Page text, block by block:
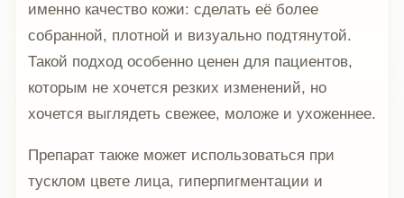
именно качество кожи: сделать её более
собранной, плотной и визуально подтянутой.
Такой подход особенно ценен для пациентов,
которым не хочется резких изменений, но
хочется выглядеть свежее, моложе и ухоженнее.
Препарат также может использоваться при
тусклом цвете лица, гиперпигментации и